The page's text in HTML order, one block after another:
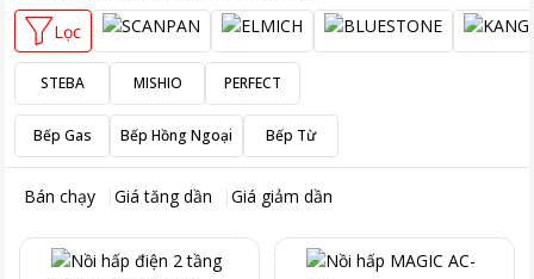
Lọc
STEBA MISHIO PERFECT
Bếp Gas Bếp Hồng Ngoại Bếp Từ
Bán chạy Giá tăng dần Giá giảm dần